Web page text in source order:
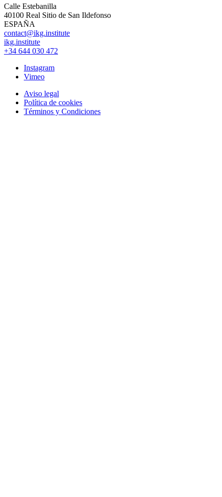
Calle Estebanilla
40100 Real Sitio de San Ildefonso
ESPAÑA
contact@ikg.institute
ikg.institute
+34 644 030 472
Instagram
Vimeo
Aviso legal
Política de cookies
Términos y Condiciones